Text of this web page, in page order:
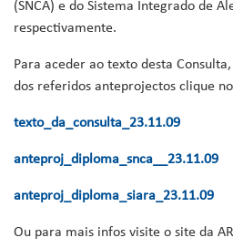
(SNCA) e do Sistema Integrado de
respectivamente.
Para aceder ao texto desta
dos referidos anteprojectos clique
texto_da_consulta_23.11.09
anteproj_diploma_snca__23.11.09
anteproj_diploma_siara_23.11.09
Ou para mais infos visite o site da